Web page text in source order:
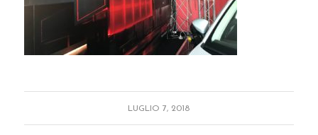
LUGLIO 7, 2018